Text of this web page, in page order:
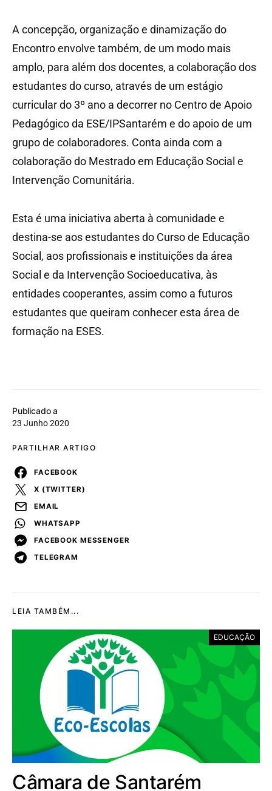
Publicado a
23 Junho 2020
PARTILHAR ARTIGO
FACEBOOK
X (TWITTER)
EMAIL
WHATSAPP
FACEBOOK MESSENGER
TELEGRAM
A concepção, organização e dinamização do
Encontro envolve também, de um modo mais
amplo, para além dos docentes, a colaboração dos
estudantes do curso, através de um estágio
curricular do 3º ano a decorrer no Centro de Apoio
Pedagógico da ESE/IPSantarém e do apoio de um
grupo de colaboradores. Conta ainda com a
colaboração do Mestrado em Educação Social e
Intervenção Comunitária.
Esta é uma iniciativa aberta à comunidade e
destina-se aos estudantes do Curso de Educação
Social, aos profissionais e instituições da área
Social e da Intervenção Socioeducativa, às
entidades cooperantes, assim como a futuros
estudantes que queiram conhecer esta área de
formação na ESES.
LEIA TAMBÉM...
EDUCAÇÃO
Câmara de Santarém